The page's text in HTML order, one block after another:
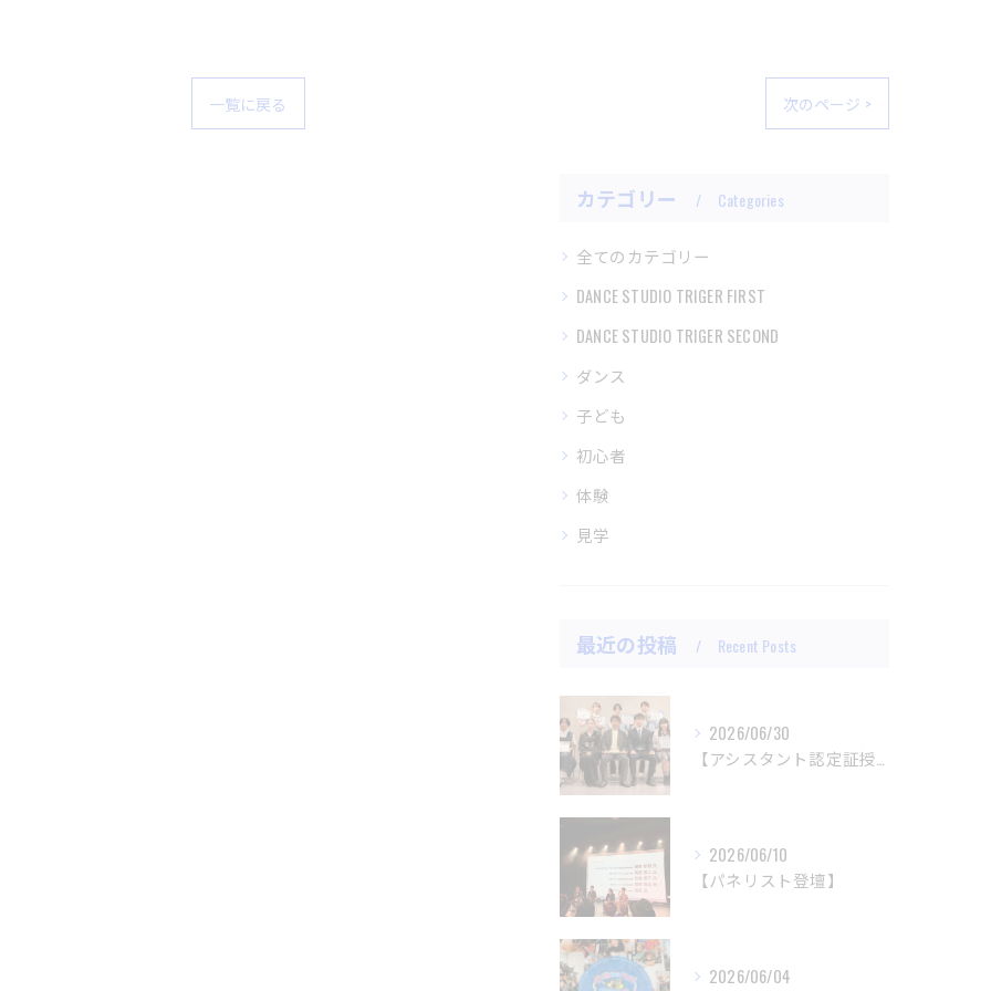
一覧に戻る 次のページ >
カテゴリー Categories
全てのカテゴリー
DANCE STUDIO TRIGER FIRST
DANCE STUDIO TRIGER SECOND
ダンス
子ども
初心者
体験
見学
最近の投稿 Recent Posts
2026/06/30
2026/06/10
【パネリスト登壇】
2026/06/04